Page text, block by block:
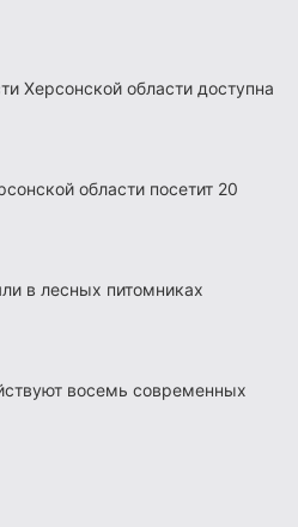
Херсонской области доступна
области посетит 20
в лесных питомниках
восемь современных